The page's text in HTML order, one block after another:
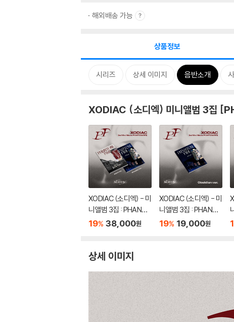
해외배송 가능
상품정보
시리즈 상세 이미지 음반소개
XODIAC (소디엑) 미니앨범 3집
XODIAC (소디엑) - 미
니앨범 3집 : PHANTO
M FIRE [2종 SET]
19% 38,000원
XODIAC (소디엑) - 미
니앨범 3집 : PHANTO
M FIRE [Obsidian Ve
19% 19,000원
상세 이미지